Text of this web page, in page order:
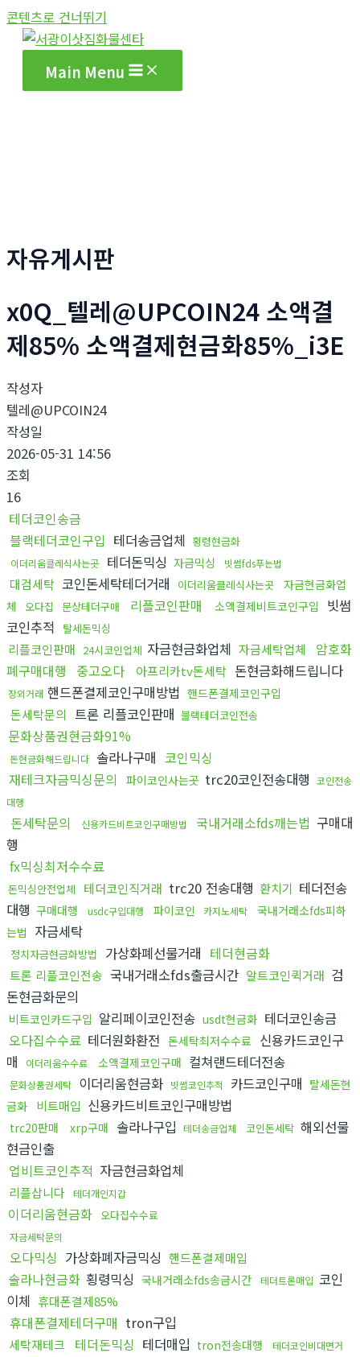
콘텐츠로 건너뛰기
Main Menu
자유게시판
x0Q_텔레@UPCOIN24 소액결
제85% 소액결제현금화85%_i3E
작성자
텔레@UPCOIN24
작성일
2026-05-31 14:56
조회
16
테더코인송금
블랙테더코인구입 테더송금업체 횡령현금화
이더리움클레식사는곳 테더돈믹싱 자금믹싱 빗썸fds푸는법
대검세탁 코인돈세탁테더거래 이더리움클레식사는곳
자금현금화업
체
오다집 문상테더구매 리플코인판매 소액결제비트코인구입
빗썸
코인추적
탈세돈믹싱
리플코인판매 24시코인업체 자금현금화업체 자금세탁업체
암호화
폐구매대행
중고오다 아프리카tv돈세탁 돈현금화해드립니다
장외거래 핸드폰결제코인구매방법 핸드폰결제코인구입
돈세탁문의 트론 리플코인판매 블랙테더코인전송
문화상품권현금화91%
돈현금화해드립니다 솔라나구매 코인믹싱
재테크자금믹싱문의
파이코인사는곳 trc20코인전송대행 코인전송
대행
돈세탁문의 신용카드비트코인구매방법 국내거래소fds깨는법 구매대
행
fx믹싱최저수수료
돈믹싱안전업체 테더코인직거래 trc20 전송대행 환치기 테더전송
대행 구매대행 usdc구입대행 파이코인 카지노세탁
국내거래소fds피하
는법 자금세탁
정치자금현금화방법 가상화폐선물거래 테더현금화
트론 리플코인전송 국내거래소fds출금시간 알트코인퀵거래 검
돈현금화문의
비트코인카드구입 알리페이코인전송 usdt현금화 테더코인송금
오다집수수료 테더원화환전 돈세탁최저수수료 신용카드코인구
매
이더리움수수료 소액결제코인구매 컬쳐랜드테더전송
문화상품권세탁 이더리움현금화 빗썸코인추적 카드코인구매 탈세돈현
금화 비트매입 신용카드비트코인구매방법
trc20판매 xrp구매 솔라나구입 테더송금업체 코인돈세탁 해외선물
현금인출
업비트코인추적 자금현금화업체
리플삽니다 테더개인지갑
이더리움현금화 오다집수수료
자금세탁문의
오다믹싱 가상화폐자금믹싱 핸드폰결제매입
솔라나현금화 횡령믹싱 국내거래소fds송금시간 테더트론매입 코인
이체 휴대폰결제85%
휴대폰결제테더구매 tron구입
세탁재테크 테더돈믹싱 테더매입 tron전송대행
테더코인비대면거